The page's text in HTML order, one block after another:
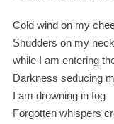
Cold wind on my
Shudders on my
while I am entering
Darkness seducing
I am drowning in fog
Forgotten whispers